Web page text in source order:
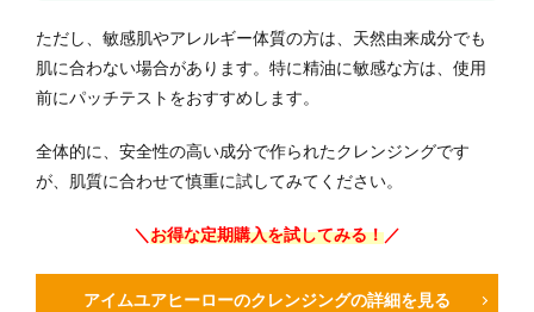
ただし、敏感肌やアレルギー体質の方は、天然由来成分でも
肌に合わない場合があります。特に精油に敏感な方は、使用
前にパッチテストをおすすめします。
全体的に、安全性の高い成分で作られたクレンジングです
が、肌質に合わせて慎重に試してみてください。
＼お得な定期購入を試してみる！／
アイムユアヒーローのクレンジングの詳細を見る